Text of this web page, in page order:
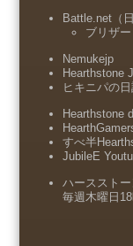
Battle.net（日
ブリザー
Nemukejp
Hearthstone
ヒキニパの
Hearthstone
すべ半
JubileE
ハーススト
毎週木曜日